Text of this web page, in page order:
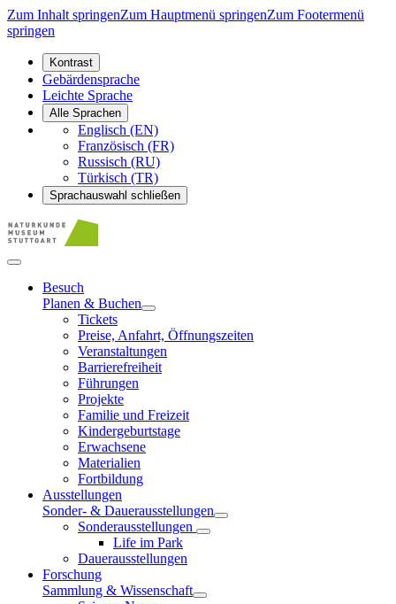
Zum Inhalt springenZum Hauptmenü springenZum Footermenü
springen
Kontrast
Gebärdensprache
Leichte Sprache
Alle Sprachen
Englisch (EN)
Französisch (FR)
Russisch (RU)
Türkisch (TR)
Sprachauswahl schließen
Besuch
Planen & Buchen
Tickets
Preise, Anfahrt, Öffnungszeiten
Veranstaltungen
Barrierefreiheit
Führungen
Projekte
Familie und Freizeit
Kindergeburtstage
Erwachsene
Materialien
Fortbildung
Ausstellungen
Sonder- & Dauerausstellungen
Sonderausstellungen
Life im Park
Dauerausstellungen
Forschung
Sammlung & Wissenschaft